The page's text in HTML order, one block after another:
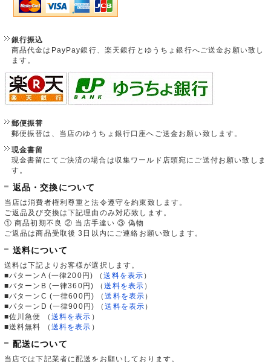
銀行振込
商品代金はPayPay銀行、楽天銀行とゆうちょ銀行へご送金お願い致し
ます。
郵便振替
郵便振替は、当店のゆうちょ銀行口座へご送金お願い致します。
現金書留
現金書留にてご決済の場合は収集ワールド店頭宛にご送付お願い致しま
す。
返品・交換について
当店は消費者権利尊重と法令遵守を約束致します。
ご返品及び交換は下記理由のみ対応致します。
① 商品初期不良 ② 当店手違い ③ 偽物
ご返品は商品受取後 3日以内にご連絡お願い致します。
送料について
送料は下記よりお客様が選択します。
■パターンA (一律200円)
（送料を表示 ）
■パターンB (一律360円)
（送料を表示 ）
■パターンC (一律600円)
（送料を表示 ）
■パターンD (一律900円)
（送料を表示 ）
■佐川急便
（ 送料を表示 ）
■送料無料
（ 送料を表示 ）
配送について
当店では下記業者に配送をお願いしております。